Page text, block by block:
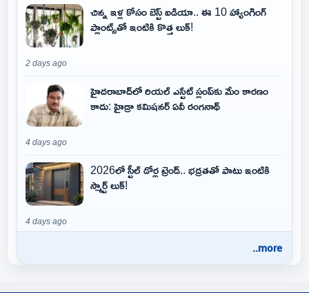
చిన్న ఇళ్ల కోసం బెస్ట్ ఐడియా.. ఈ 10 హ్యాంగింగ్
ప్లాంట్స్‌తో ఇంటికి కొత్త లుక్!
2 days ago
హైదరాబాద్‌లో రియల్ ఎస్టేట్ స్లంప్‌కు మేం కారణం
కాదు: హైడ్రా కమిషనర్ ఏవీ రంగనాథ్
4 days ago
2026లో స్టీల్ డోర్ల ట్రెండ్.. భద్రతతో పాటు ఇంటికి
స్మార్ట్ లుక్!
4 days ago
..more